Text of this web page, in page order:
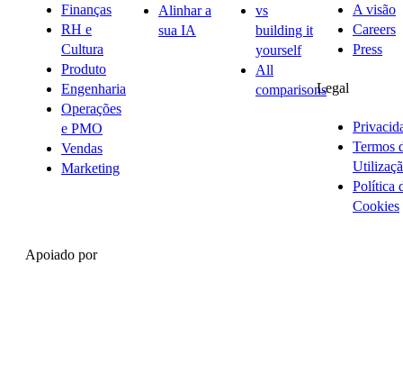
Finanças
RH e
Cultura
Produto
Engenharia
Operações
e PMO
Vendas
Marketing
Alinhar a
sua IA
vs
building it
yourself
All
comparisons
A visão
Careers
Press
Legal
Termos
Política
Cookies
Apoiado por